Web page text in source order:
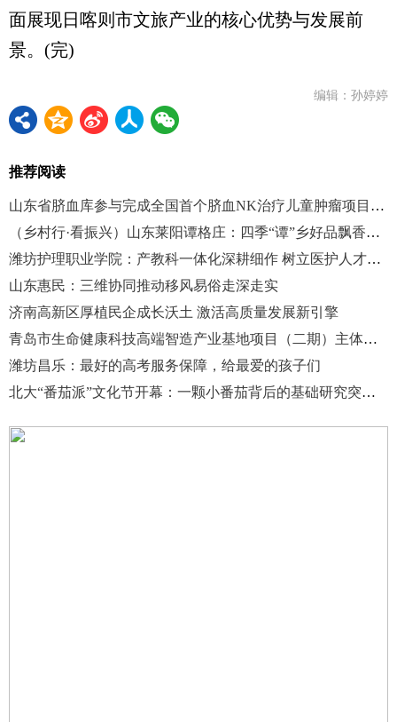
面展现日喀则市文旅产业的核心优势与发展前
景。(完)
编辑：孙婷婷
推荐阅读
山东省脐血库参与完成全国首个脐血NK治疗儿童肿瘤项目备案
（乡村行·看振兴）山东莱阳谭格庄：四季“谭”乡好品飘香市场
潍坊护理职业学院：产教科一体化深耕细作 树立医护人才培育新标杆
山东惠民：三维协同推动移风易俗走深走实
济南高新区厚植民企成长沃土 激活高质量发展新引擎
青岛市生命健康科技高端智造产业基地项目（二期）主体完工
潍坊昌乐：最好的高考服务保障，给最爱的孩子们
北大“番茄派”文化节开幕：一颗小番茄背后的基础研究突围与产业新局